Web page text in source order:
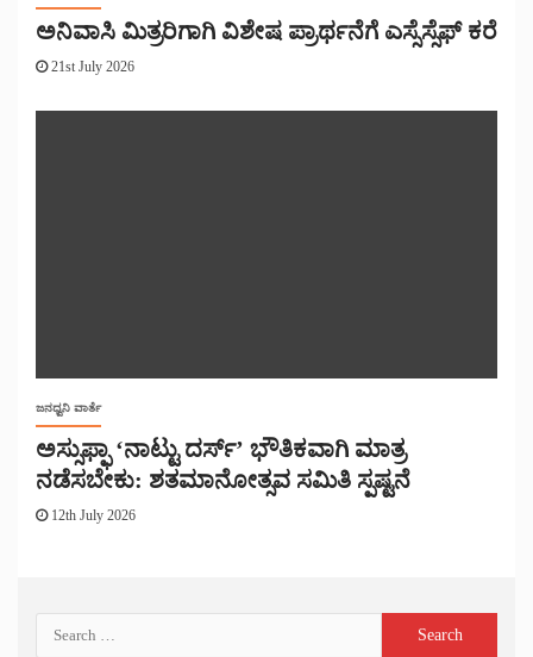
ಅನಿವಾಸಿ ಮಿತ್ರರಿಗಾಗಿ ವಿಶೇಷ ಪ್ರಾರ್ಥನೆಗೆ ಎಸ್ಸೆಸ್ಸೆಫ್ ಕರೆ
21st July 2026
ಜನಧ್ವನಿ ವಾರ್ತೆ
ಅಸ್ಸುಫ್ಫಾ ‘ನಾಟ್ಟು ದರ್ಸ್’ ಭೌತಿಕವಾಗಿ ಮಾತ್ರ
ನಡೆಸಬೇಕು: ಶತಮಾನೋತ್ಸವ ಸಮಿತಿ ಸ್ಪಷ್ಟನೆ
12th July 2026